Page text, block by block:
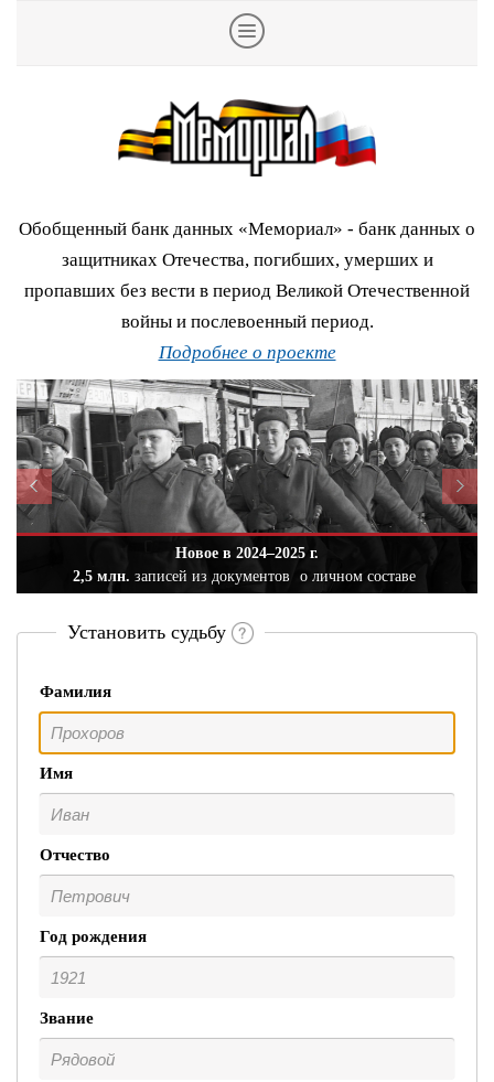
Обобщенный банк данных «Мемориал» - банк данных о
защитниках Отечества, погибших, умерших и
пропавших без вести в период Великой Отечественной
войны и послевоенный период.
Подробнее о проекте
Новое в 2024–2025 г.
2,5 млн. записей из документов о личном составе
Установить судьбу
Фамилия
Имя
Отчество
Год рождения
Звание